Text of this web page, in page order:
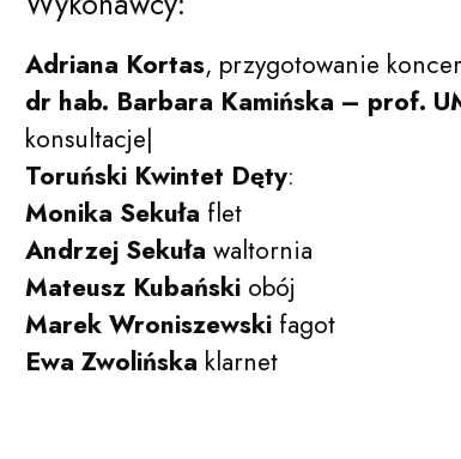
Filharmonia Pomorska
Adriana Kortas, przygotowanie
dr hab. Barbara Kamińska – prof.
konsultacje|
Toruński Kwintet Dęty:
Monika Sekuła flet
Andrzej Sekuła waltornia
Mateusz Kubański obój
Marek Wroniszewski fagot
Ewa Zwolińska klarnet